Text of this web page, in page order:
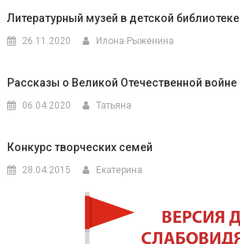
Литературный музей в детской библиотеке
26.11.2020 Илона Рыженина
Рассказы о Великой Отечественной войне
06.04.2020 Татьяна
Конкурс творческих семей
28.04.2015 Екатерина